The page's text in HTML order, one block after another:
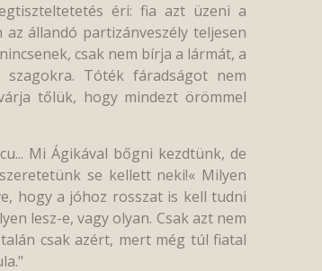
éri: fia azt üzeni a
állandó partizánveszély teljesen
csak nem bírja a lármát, a
szagokra. Tóték fáradságot nem
tőlük, hogy mindezt örömmel
Mi Ágikával bőgni kezdtünk, de
se kellett neki!« Milyen
hogy a jóhoz rosszat is kell tudni
lesz-e, vagy olyan. Csak azt nem
csak azért, mert még túl fiatal